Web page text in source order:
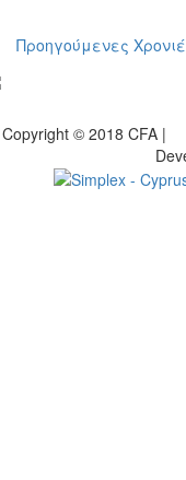
Προηγούμενες
Copyright © 2018 CFA |